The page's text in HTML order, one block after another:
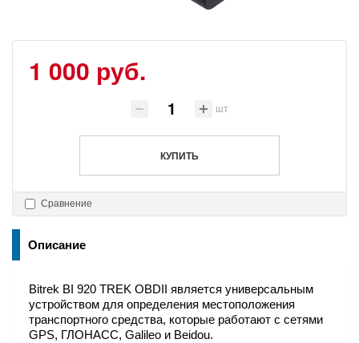
1 000 руб.
шт
КУПИТЬ
Сравнение
Описание
Bitrek BI 920 TREK OBDII является универсальным
устройством для определения местоположения
транспортного средства, которые работают с сетями
GPS, ГЛОНАСС, Galileo и Beidou.